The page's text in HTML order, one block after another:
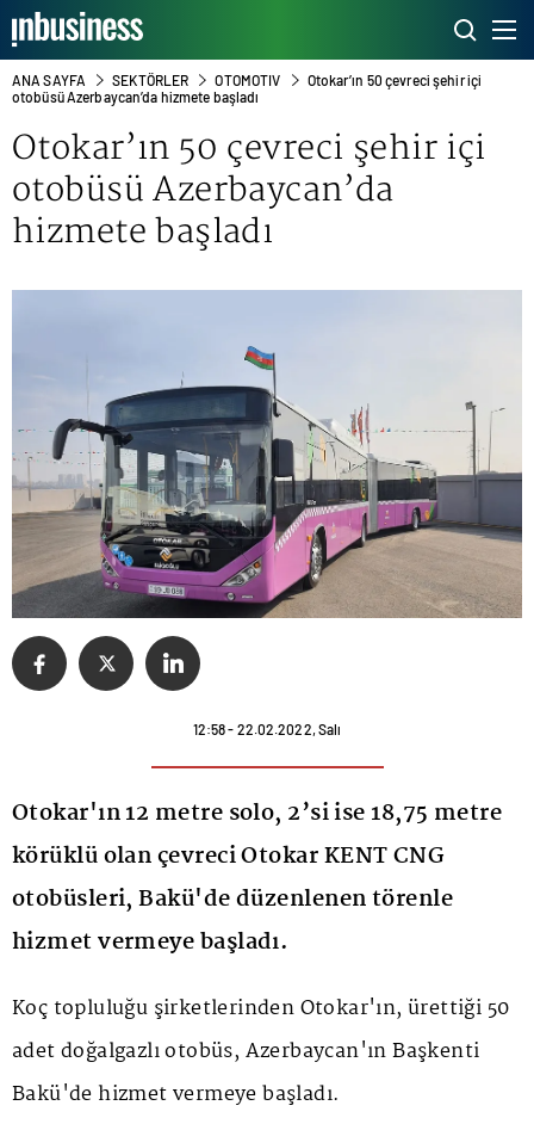
ANA SAYFA SEKTÖRLER OTOMOTIV
Otokar’ın 50 çevreci şehir içi
otobüsü Azerbaycan’da hizmete başladı
Otokar’ın 50 çevreci şehir içi
otobüsü Azerbaycan’da
hizmete başladı
12:58 - 22.02.2022, Salı
Otokar'ın 12 metre solo, 2’si ise 18,75 metre
körüklü olan çevreci Otokar KENT CNG
otobüsleri, Bakü'de düzenlenen törenle
hizmet vermeye başladı.
Koç topluluğu şirketlerinden Otokar'ın, ürettiği 50
adet doğalgazlı otobüs, Azerbaycan'ın Başkenti
Bakü'de hizmet vermeye başladı.